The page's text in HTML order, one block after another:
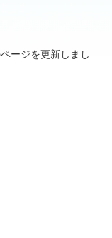
ージを更新しまし